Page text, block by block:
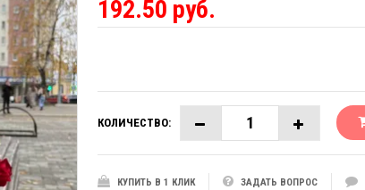
192.50 руб.
КОЛИЧЕСТВО:
КУПИТЬ В 1 КЛИК ЗАДАТЬ ВОПРОС